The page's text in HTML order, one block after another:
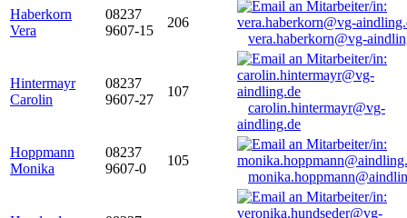
Haberkorn
Vera
08237
9607-15
206
vera.haberkorn@vg-
Hintermayr
Carolin
08237
9607-27
107
carolin.hintermayr@vg-
aindling.de
Hoppmann
Monika
08237
9607-0
105